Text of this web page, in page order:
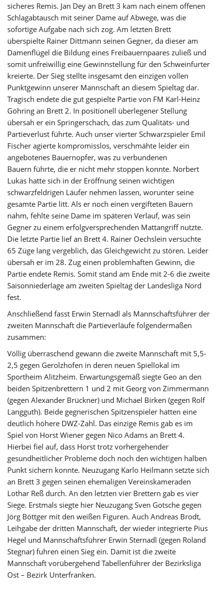
sicheres Remis. Jan Dey an Brett 3 kam nach einem offenen
Schlagabtausch mit seiner Dame auf Abwege, was die
sofortige Aufgabe nach sich zog. Am letzten Brett
überspielte Rainer Dittmann seinen Gegner, da dieser am
Damenflügel die Bildung eines Freibauernpaares zuließ und
somit unfreiwillig eine Gewinnstellung für den Schweinfurter
kreierte. Der Sieg stellte insgesamt den einzigen vollen
Punktgewinn unserer Mannschaft an diesem Spieltag dar.
Tragisch endete die gut gespielte Partie von FM Karl-Heinz
Göhring an Brett 2. In positionell überlegener Stellung
übersah er ein Springerschach, das zum Qualitäts- und
Partieverlust führte. Auch unser vierter Schwarzspieler Emil
Fischer agierte kompromisslos, verschmähte leider ein
angebotenes Bauernopfer, was zu verbundenen
Bauern führte, die er nicht mehr stoppen konnte. Norbert
Lukas hatte sich in der Eröffnung seinen wichtigen
schwarzfeldrigen Läufer nehmen lassen, worunter seine
gesamte Partie litt. Als er noch einen vergifteten Bauern
nahm, fehlte seine Dame im späteren Verlauf, was sein
Gegner zu einem erfolgversprechenden Mattangriff nutzte.
Die letzte Partie lief an Brett 4. Rainer Oechslein versuchte
65 Züge lang vergeblich, das Gleichgewicht zu stören. Leider
übersah er im 28. Zug einen problemhaften Gewinn, die
Partie endete Remis. Somit stand am Ende mit 2-6 die zweite
Saisonniederlage am zweiten Spieltag der Landesliga Nord
fest.
Anschließend fasst Erwin Sternadl als Mannschaftsführer der
zweiten Mannschaft die Partieverläufe folgendermaßen
zusammen:
Völlig überraschend gewann die zweite Mannschaft mit 5,5-
2,5 gegen Gerolzhofen in deren neuen Spiellokal im
Sportheim Alitzheim. Erwartungsgemäß siegte Geo an den
beiden Spitzenbrettern 1 und 2 mit Georg von Zimmermann
(gegen Alexander Brückner) und Michael Birken (gegen Rolf
Langguth). Beide gegnerischen Spitzenspieler hatten eine
deutlich höhere DWZ-Zahl. Das einzige Remis gab es im
Spiel von Horst Wiener gegen Nico Adams an Brett 4.
Hierbei fiel auf, dass Horst trotz vorhergehender
gesundheitlicher Probleme doch noch den wichtigen halben
Punkt sichern konnte. Neuzugang Karlo Heilmann setzte sich
an Brett 3 gegen seinen ehemaligen Vereinskameraden
Lothar Reß durch. An den letzten vier Brettern gab es vier
Siege. Erstmals siegte hier Neuzugang Sven Gotsche gegen
Jörg Böttger mit den weißen Figuren. Auch Andreas Brodt,
Leihgabe der dritten Mannschaft, der wieder integrierte Pius
Hegel und Mannschaftsführer Erwin Sternadl (gegen Roland
Stegnar) fuhren einen Sieg ein. Damit ist die zweite
Mannschaft vorübergehend Tabellenführer der Bezirksliga
Ost – Bezirk Unterfranken.